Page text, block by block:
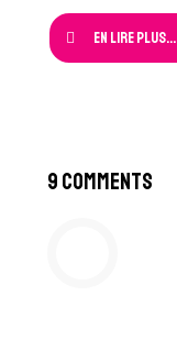
En lire plus...
9 Comments